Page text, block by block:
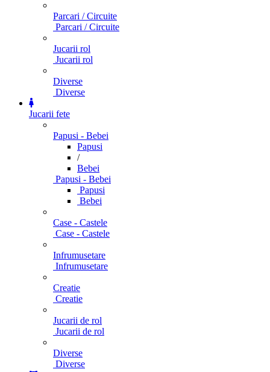
Parcari / Circuite
Parcari / Circuite
Jucarii rol
Jucarii rol
Diverse
Diverse
Jucarii fete
Papusi - Bebei
Papusi
/
Bebei
Papusi - Bebei
Papusi
Bebei
Case - Castele
Case - Castele
Infrumusetare
Infrumusetare
Creatie
Creatie
Jucarii de rol
Jucarii de rol
Diverse
Diverse